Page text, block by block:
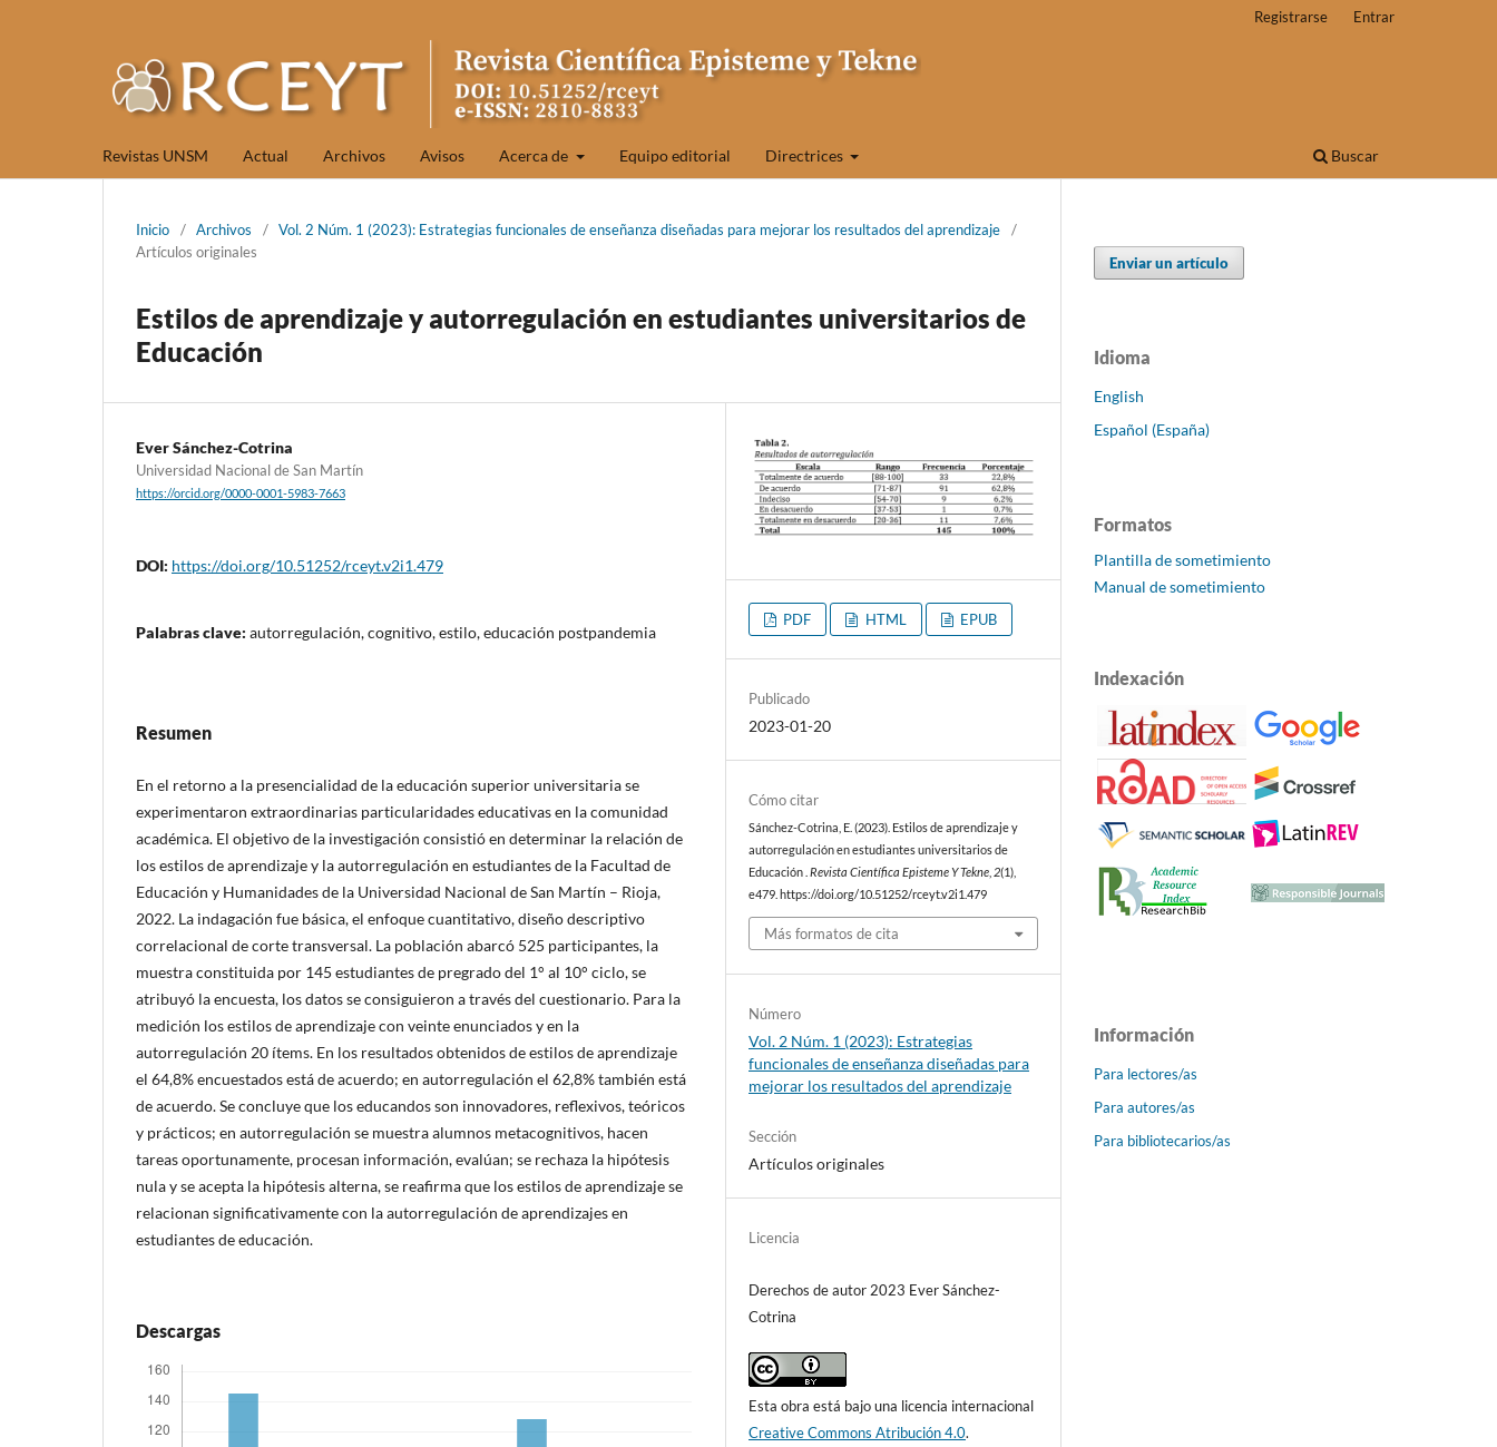
Revistas UNSM Actual Archivos Avisos Acerca de Equipo editorial Directrices Buscar
Registrarse Entrar
Inicio / Archivos / Vol. 2 Núm. 1 (2023): Estrategias funcionales de enseñanza diseñadas para mejorar los resultados del aprendizaje
/
Artículos originales
Estilos de aprendizaje y autorregulación en estudiantes universitarios de
Educación
Ever Sánchez-Cotrina
Universidad Nacional de San Martín
https://orcid.org/0000-0001-5983-7663
DOI: https://doi.org/10.51252/rceyt.v2i1.479
Palabras clave: autorregulación, cognitivo, estilo, educación postpandemia
Resumen
En el retorno a la presencialidad de la educación superior universitaria se
experimentaron extraordinarias particularidades educativas en la comunidad
académica. El objetivo de la investigación consistió en determinar la relación de
los estilos de aprendizaje y la autorregulación en estudiantes de la Facultad de
Educación y Humanidades de la Universidad Nacional de San Martín – Rioja,
2022. La indagación fue básica, el enfoque cuantitativo, diseño descriptivo
correlacional de corte transversal. La población abarcó 525 participantes, la
muestra constituida por 145 estudiantes de pregrado del 1° al 10° ciclo, se
atribuyó la encuesta, los datos se consiguieron a través del cuestionario. Para la
medición los estilos de aprendizaje con veinte enunciados y en la
autorregulación 20 ítems. En los resultados obtenidos de estilos de aprendizaje
el 64,8% encuestados está de acuerdo; en autorregulación el 62,8% también está
de acuerdo. Se concluye que los educandos son innovadores, reflexivos, teóricos
y prácticos; en autorregulación se muestra alumnos metacognitivos, hacen
tareas oportunamente, procesan información, evalúan; se rechaza la hipótesis
nula y se acepta la hipótesis alterna, se reafirma que los estilos de aprendizaje se
relacionan significativamente con la autorregulación de aprendizajes en
estudiantes de educación.
Descargas
PDF HTML EPUB
Publicado
2023-01-20
Cómo citar
Sánchez-Cotrina, E. (2023). Estilos de aprendizaje y
autorregulación en estudiantes universitarios de
Educación .Revista Científica Episteme Y Tekne 2(1),
e479. https://doi.org/10.51252/rceyt.v2i1.479
Más formatos de cita
Número
Vol. 2 Núm. 1 (2023): Estrategias
funcionales de enseñanza diseñadas para
mejorar los resultados del aprendizaje
Sección
Artículos originales
Licencia
Derechos de autor 2023 Ever Sánchez-
Cotrina
Esta obra está bajo una licencia internacional
Creative Commons Atribución 4.0.
Enviar un artículo
Idioma
English
Español (España)
Formatos
Plantilla de sometimiento
Manual de sometimiento
Indexación
Información
Para lectores/as
Para autores/as
Para bibliotecarios/as